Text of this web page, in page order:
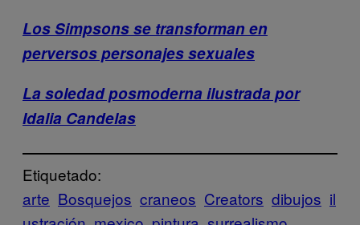
Los Simpsons se transforman en
perversos personajes sexuales
La soledad posmoderna ilustrada por
Idalia Candelas
Etiquetado:
arte Bosquejos craneos Creators dibujos il